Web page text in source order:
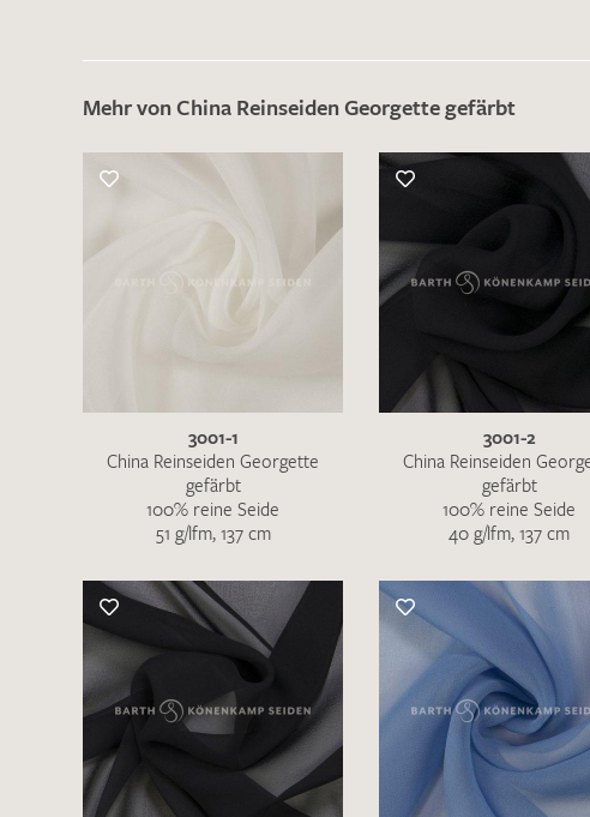
Es sind bisher keine Produkte auf Ihrer
Merkliste.
Sollten Sie dennoch eine individuelle
Sie diese bitte im Feld "Anmerkungen".
Mehr von China Reinseiden Georgette gefärbt
3001-1
China Reinseiden Georgette
gefärbt
100% reine Seide
51 g/lfm, 137 cm
3001-2
China Reinseiden
gefärbt
100% reine Seide
40 g/lfm, 137 cm